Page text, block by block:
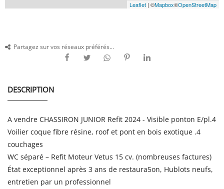
Leaflet | ©Mapbox©OpenStreetMap
Partagez sur vos réseaux préférés...
DESCRIPTION
A vendre CHASSIRON JUNIOR Refit 2024 - Visible ponton E/pl.4
Voilier coque fibre résine, roof et pont en bois exotique .4
couchages
WC séparé – Refit Moteur Vetus 15 cv. (nombreuses factures)
État exceptionnel après 3 ans de restaura5on, Hublots neufs,
entretien par un professionnel